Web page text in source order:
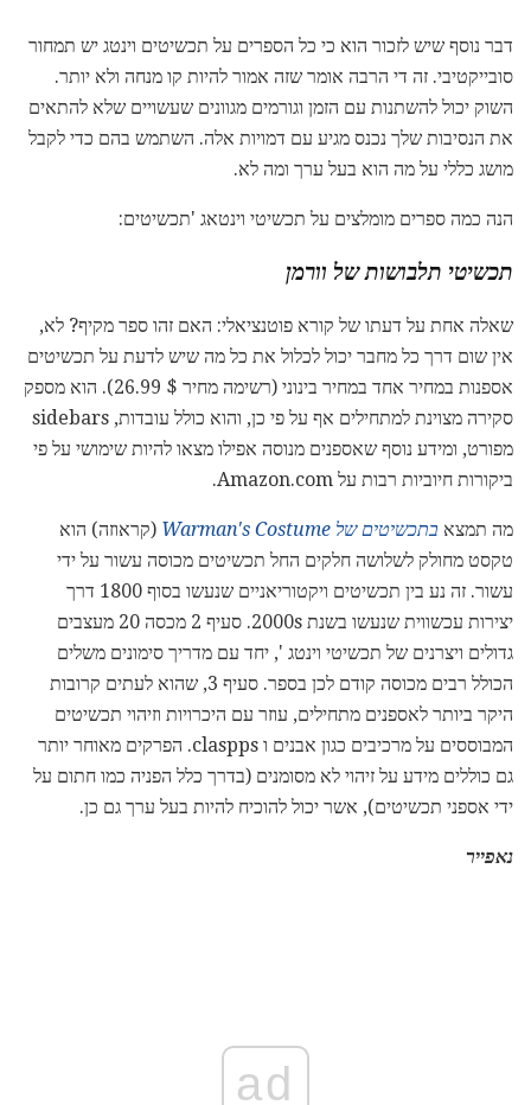
דבר נוסף שיש לזכור הוא כי כל הספרים על תכשיטים וינטג יש תמחור
סובייקטיבי. זה די הרבה אומר שזה אמור להיות קו מנחה ולא יותר.
השוק יכול להשתנות עם הזמן וגורמים מגוונים שעשויים שלא להתאים
את הנסיבות שלך נכנס מגיע עם דמויות אלה. השתמש בהם כדי לקבל
מושג כללי על מה הוא בעל ערך ומה לא.
הנה כמה ספרים מומלצים על תכשיטי וינטאג 'תכשיטים:
תכשיטי תלבושות של וורמן
שאלה אחת על דעתו של קורא פוטנציאלי: האם זהו ספר מקיף? לא,
אין שום דרך כל מחבר יכול לכלול את כל מה שיש לדעת על תכשיטים
אספנות במחיר אחד במחיר בינוני (רשימה מחיר $ 26.99). הוא מספק
סקירה מצוינת למתחילים אף על פי כן, והוא כולל עובדות, sidebars
מפורט, ומידע נוסף שאספנים מנוסה אפילו מצאו להיות שימושי על פי
ביקורות חיוביות רבות על Amazon.com.
מה תמצא בתכשיטים של Warman's Costume
(קראוזה) הוא
טקסט מחולק לשלושה חלקים החל תכשיטים מכוסה עשור על ידי
עשור. זה נע בין תכשיטים ויקטוריאניים שנעשו בסוף 1800 דרך
יצירות עכשווית שנעשו בשנת 2000s. סעיף 2 מכסה 20 מעצבים
גדולים ויצרנים של תכשיטי וינטג ', יחד עם מדריך סימונים משלים
הכולל רבים מכוסה קודם לכן בספר. סעיף 3, שהוא לעתים קרובות
היקר ביותר לאספנים מתחילים, עוזר עם היכרויות וזיהוי תכשיטים
המבוססים על מרכיבים כגון אבנים ו claspps. הפרקים מאוחר יותר
גם כוללים מידע על זיהוי לא מסומנים (בדרך כלל הפניה כמו חתום על
ידי אספני תכשיטים), אשר יכול להוכיח להיות בעל ערך גם כן.
נאפייר
ad